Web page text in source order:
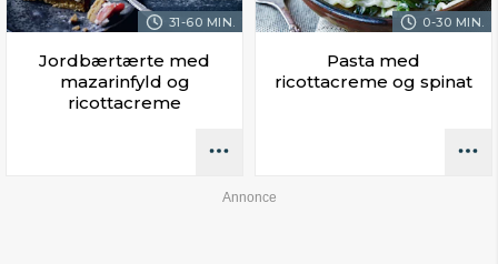
31-60 MIN.
Jordbærtærte med
mazarinfyld og
ricottacreme
0-30 MIN.
Pasta med
ricottacreme og spinat